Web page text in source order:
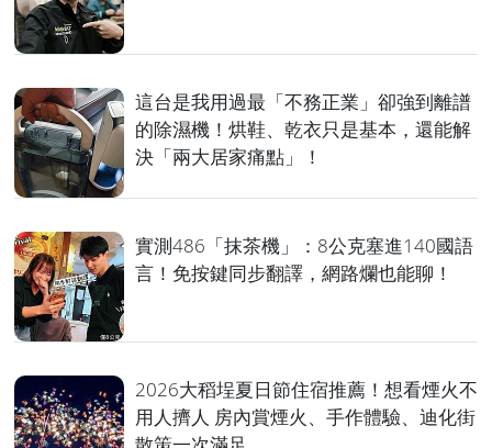
這台是我用過最「不務正業」卻強到離譜
的除濕機！烘鞋、乾衣只是基本，還能解
決「兩大居家痛點」！
實測486「抹茶機」：8公克塞進140國語
言！免按鍵同步翻譯，網路爛也能聊！
2026大稻埕夏日節住宿推薦！想看煙火不
用人擠人 房內賞煙火、手作體驗、迪化街